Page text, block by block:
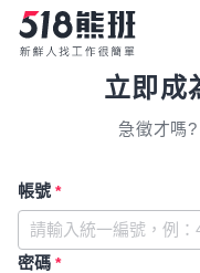
立即成
急徵才嗎
帳號 *
密碼 *